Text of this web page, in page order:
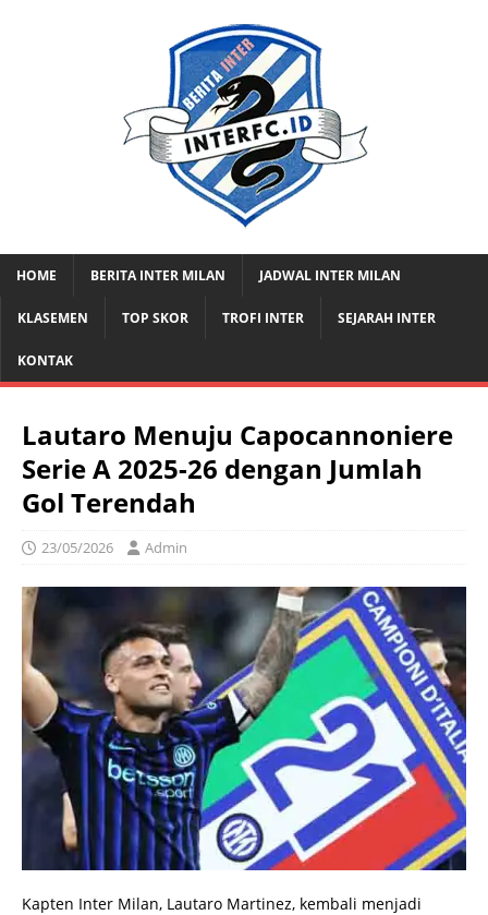
HOME BERITA INTER MILAN JADWAL INTER MILAN
KLASEMEN TOP SKOR TROFI INTER SEJARAH INTER
KONTAK
Lautaro Menuju Capocannoniere
Serie A 2025-26 dengan Jumlah
Gol Terendah
23/05/2026 Admin
Kapten Inter Milan, Lautaro Martinez, kembali menjadi